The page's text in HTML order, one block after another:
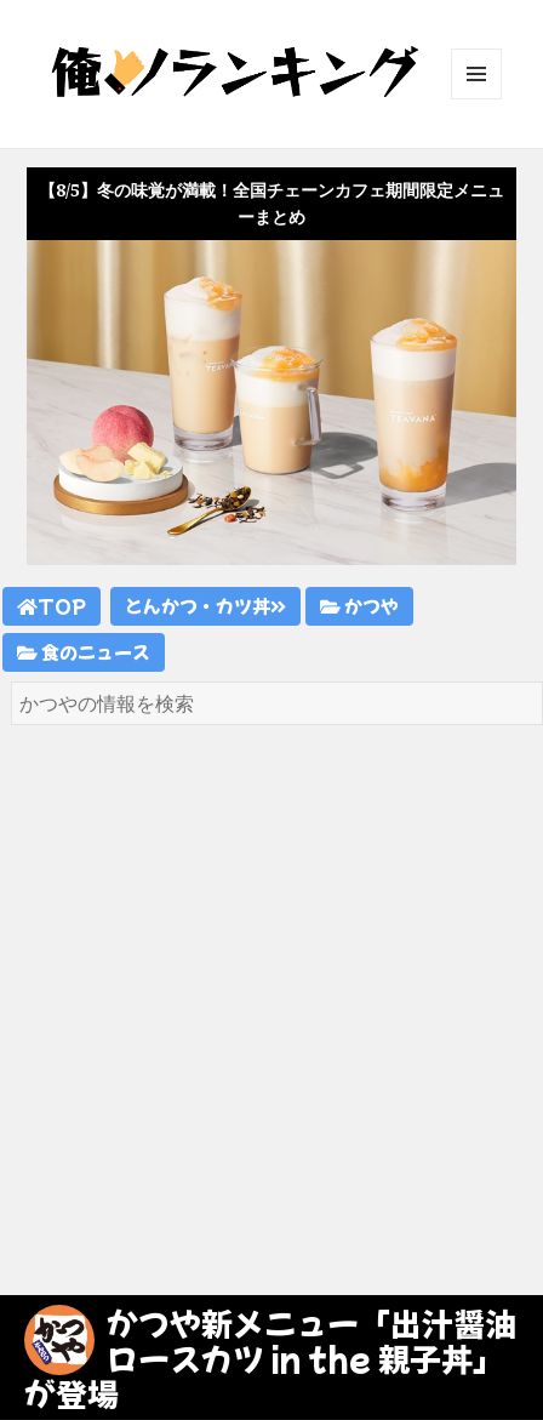
ット
【8/5】冬の味覚が満載！全国チェーンカフェ期間限定メニュ
ーまとめ
TOP とんかつ・カツ丼
かつや
食のニュース
かつや新メニュー「出汁醤油
ロースカツ in the 親子丼」
が登場